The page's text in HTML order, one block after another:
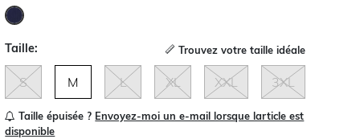
Taille: Trouvez votre taille idéale
S M L XL XXL 3XL
Taille épuisée ? Envoyez-moi un e-mail lorsque larticle est
disponible